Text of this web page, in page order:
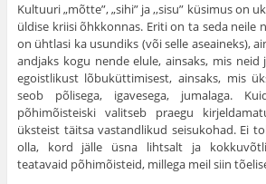
Kultuuri „mõtte”, „sihi” ja ,,sisu” küsimus on
üldise kriisi õhkkonnas. Eriti on ta seda neile
on ühtlasi ka usundiks (või selle aseaineks),
andjaks kogu nende elule, ainsaks, mis neid
ego­istlikust lõbuküttimisest, ainsaks, mis
seob põli­sega, igavesega, jumalaga.
põhimõisteiski valitseb praegu
üksteist täitsa vastandlikud seisu­kohad. Ei
olla, kord jälle üsna lihtsalt ja
teatavaid põhimõisteid, millega meil siin